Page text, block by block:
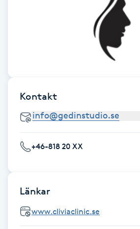
Hot Stone Massage
Hot yoga
Hudföryngring
Huduppstramning
Kontakt
+46-818 20 XX
Länkar
www.cliviaclinic.se